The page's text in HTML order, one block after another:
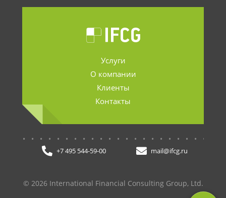
Услуги
О компании
Клиенты
Контакты
+7 495 544-59-00 mail@ifcg.ru
© 2026 International Financial Consulting Group, Ltd.